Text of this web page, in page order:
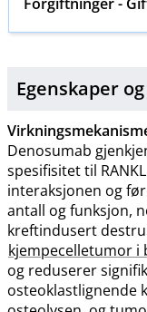
Egenskaper
Denosumab
spesifisitet til
interaksjonen og
antall og funksjon,
kreftindusert
kjempecelletumor i
og reduserer
osteoklastlignende